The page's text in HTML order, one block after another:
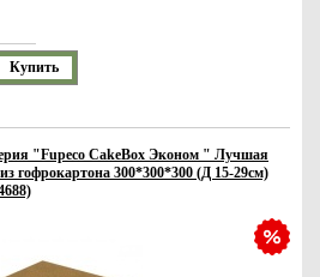
Купить
"Fupeco CakeBox Эконом " Лучшая
гофрокартона 300*300*300 (Д 15-29см)